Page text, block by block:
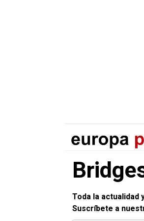
Toda la
Suscríbete a